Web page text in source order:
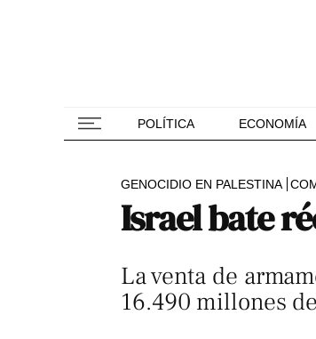
POLÍTICA ECONOMÍA
GENOCIDIO EN PALESTINA
Israel bate
La venta de
16.490 millones